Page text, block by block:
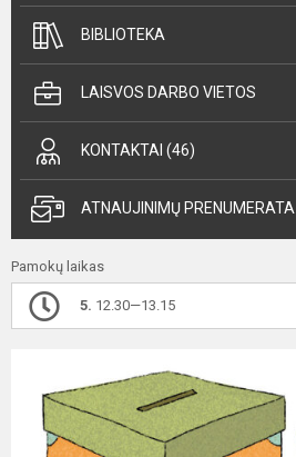
BIBLIOTEKA
LAISVOS DARBO VIETOS
KONTAKTAI (46)
ATNAUJINIMŲ PRENUMERATA
Pamokų laikas
5. 12.30—13.15